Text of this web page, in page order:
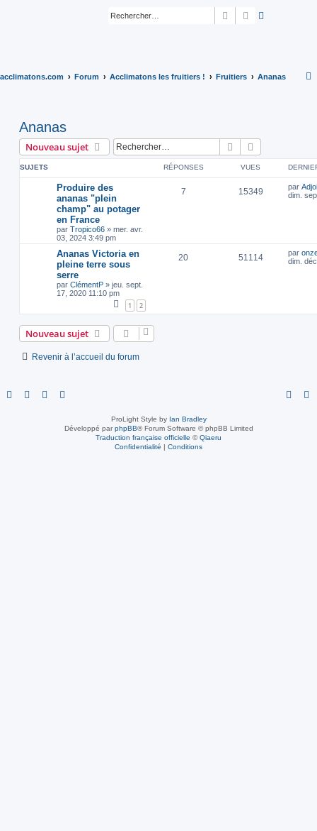
RechercherRecherche
acclimatons.com Forum Acclimatons les fruitiers ! Fruitiers Ananas
Ananas
Nouveau sujet Rechercher
SUJETS RÉPONSES VUES
Produire des
ananas "plein
champ" au potager
en France
par Tropico66 » mer. avr.
03, 2024 3:49 pm
7 15349 par
dim.
Ananas Victoria en
pleine terre sous
serre
par ClémentP » jeu. sept.
17, 2020 11:10 pm
1 2
20 51114 par
dim.
Nouveau sujet
Revenir à l’accueil du forum
ProLight Style by Ian Bradley
Développé parphpBB® Forum Software © phpBB Limited
Traduction française officielle ©Qiaeru
Confidentialité | Conditions